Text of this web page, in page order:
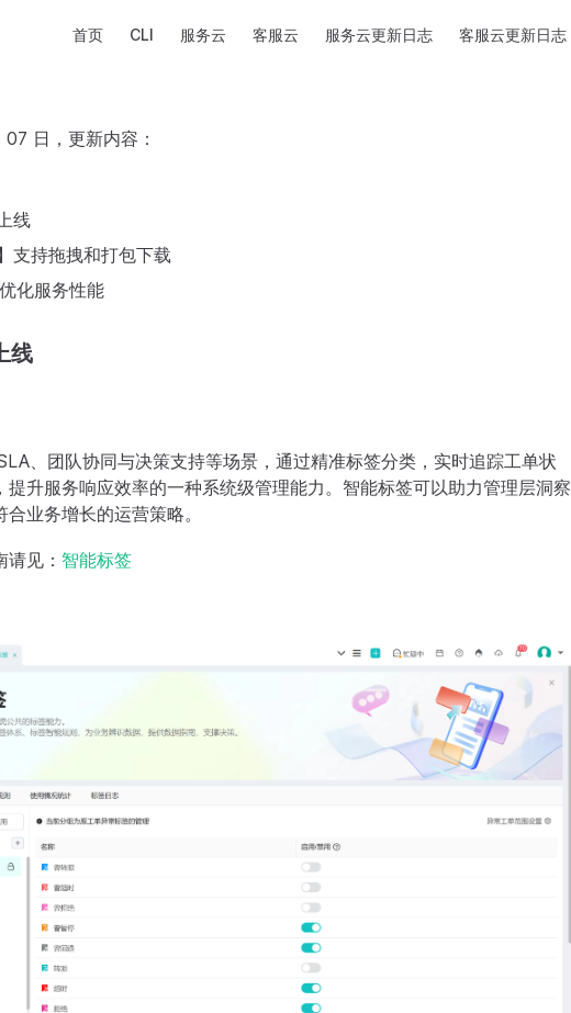
首页 CLI 服务云 客服云 服务云更新日志 客服云更新日志
日，更新内容：
线
支持拖拽和打包下载
化服务性能
线
、团队协同与决策支持等场景，通过精准标签分类，实时追踪工单状
提升服务响应效率的一种系统级管理能力。智能标签可以助力管理层洞察
业务增长的运营策略。
见： 智能标签